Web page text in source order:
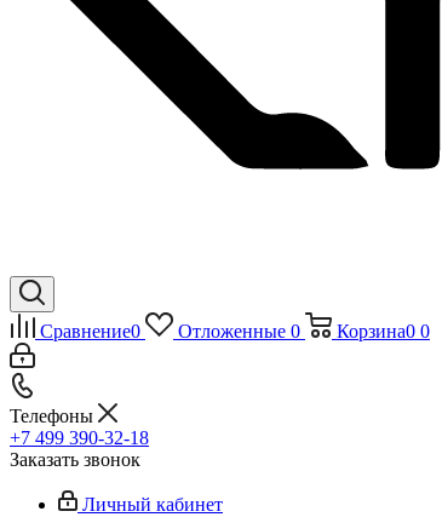
Сравнение0 Отложенные 0 Корзина0 0
Телефоны
+7 499 390-32-18
Заказать звонок
Личный кабинет